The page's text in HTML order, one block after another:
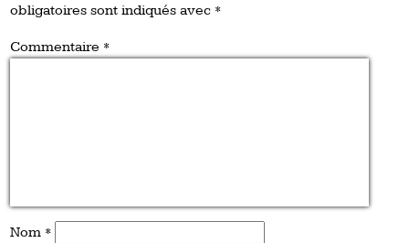
obligatoires sont indiqués avec *
Commentaire *
Nom *